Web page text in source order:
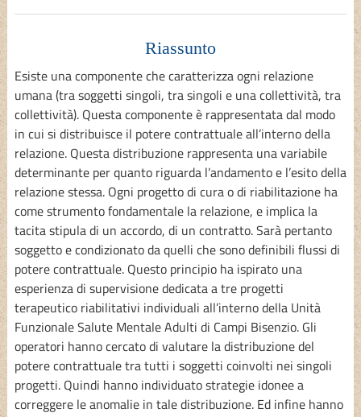
Riassunto
Esiste una componente che caratterizza ogni relazione
umana (tra soggetti singoli, tra singoli e una collettività, tra
collettività). Questa componente è rappresentata dal modo
in cui si distribuisce il potere contrattuale all’interno della
relazione. Questa distribuzione rappresenta una variabile
determinante per quanto riguarda l’andamento e l’esito della
relazione stessa. Ogni progetto di cura o di riabilitazione ha
come strumento fondamentale la relazione, e implica la
tacita stipula di un accordo, di un contratto. Sarà pertanto
soggetto e condizionato da quelli che sono definibili flussi di
potere contrattuale. Questo principio ha ispirato una
esperienza di supervisione dedicata a tre progetti
terapeutico riabilitativi individuali all’interno della Unità
Funzionale Salute Mentale Adulti di Campi Bisenzio. Gli
operatori hanno cercato di valutare la distribuzione del
potere contrattuale tra tutti i soggetti coinvolti nei singoli
progetti. Quindi hanno individuato strategie idonee a
correggere le anomalie in tale distribuzione. Ed infine hanno